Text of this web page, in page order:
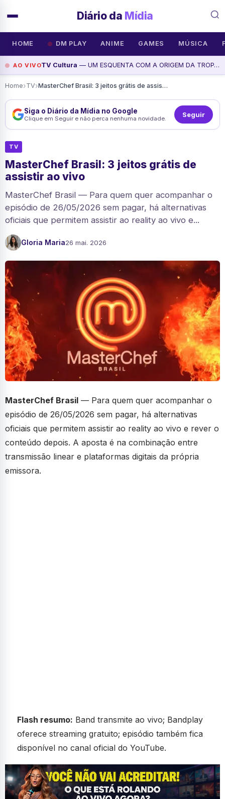
Diário da Mídia
HOME DM PLAY ANIME GAMES MÚSICA
AO VIVOTV Cultura — UM ESQUENTA COM A ORIGEM DA TROPA ESMERALDA! | ANTIMATÉRIA - ENERGIA GEEK, assista agora
Home›TV› MasterChef Brasil: 3 jeitos grátis de assistir ao vivo
Siga o Diário da Mídia no Google
Clique em Seguir e não perca nenhuma novidade. Seguir
TV
MasterChef Brasil: 3 jeitos grátis de
assistir ao vivo
MasterChef Brasil — Para quem quer acompanhar o
episódio de 26/05/2026 sem pagar, há alternativas
oficiais que permitem assistir ao reality ao vivo e...
Gloria Maria26 mai. 2026
MasterChef Brasil — Para quem quer acompanhar o
episódio de 26/05/2026 sem pagar, há alternativas
oficiais que permitem assistir ao reality ao vivo e rever o
conteúdo depois. A aposta é na combinação entre
transmissão linear e plataformas digitais da própria
emissora.
Flash resumo: Band transmite ao vivo; Bandplay
oferece streaming gratuito; episódio também fica
disponível no canal oficial do YouTube.